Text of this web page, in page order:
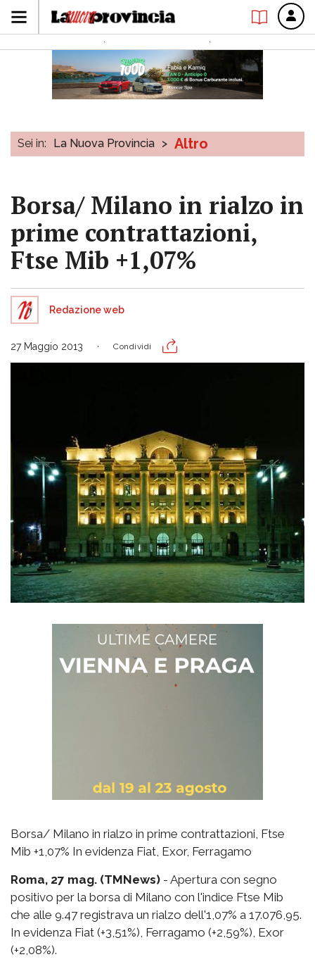
Sei in: La Nuova Provincia > Altro
Borsa/ Milano in rialzo in
prime contrattazioni,
Ftse Mib +1,07%
Redazione web
27 Maggio 2013 Condividi
Borsa/ Milano in rialzo in prime contrattazioni, Ftse
Mib +1,07% In evidenza Fiat, Exor, Ferragamo
Roma, 27 mag. (TMNews) - Apertura con segno
positivo per la borsa di Milano con l'indice Ftse Mib
che alle 9.47 registrava un rialzo dell'1,07% a 17.076,95.
In evidenza Fiat (+3,51%), Ferragamo (+2,59%), Exor
(+2,08%).